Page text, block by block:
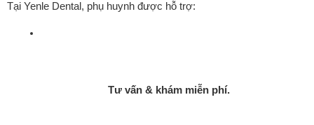
Tại Yenle Dental, phụ huynh được hỗ trợ:
Tư vấn & khám miễn phí.